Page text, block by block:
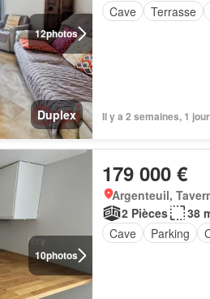
12photos
Duplex
Cave
Terrasse
Il y a 2 semaines, 1
10photos
179 000 €
Argenteuil,
2 Pièces
38
Cave
Parking